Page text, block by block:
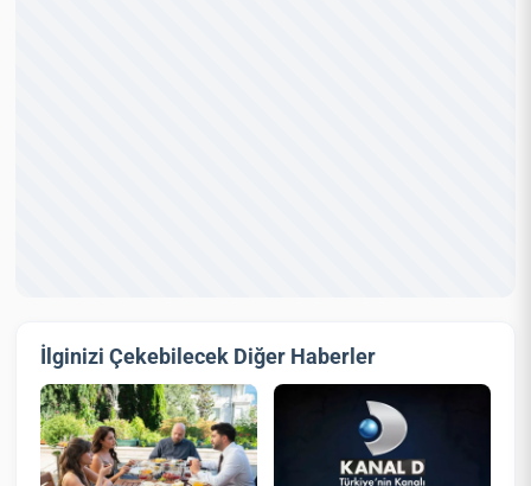
İlginizi Çekebilecek Diğer Haberler